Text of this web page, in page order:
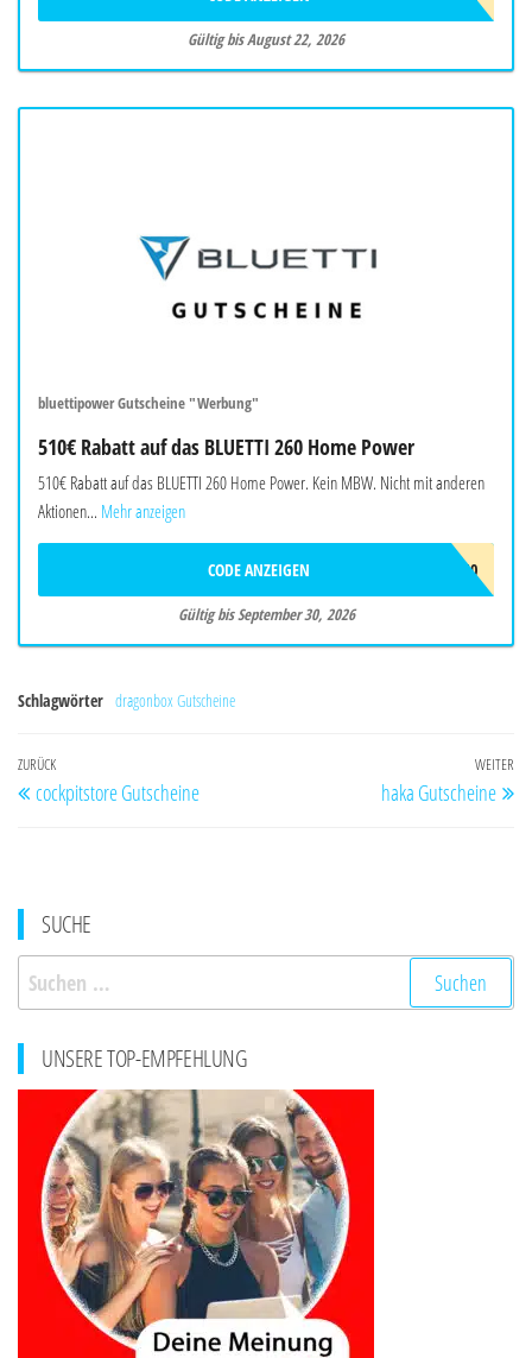
Gültig bis August 22, 2026
bluettipower Gutscheine "Werbung"
510€ Rabatt auf das BLUETTI 260 Home Power
510€ Rabatt auf das BLUETTI 260 Home Power. Kein MBW. Nicht mit anderen
Aktionen... Mehr anzeigen
BALAFF510
CODE ANZEIGEN
Gültig bis September 30, 2026
Schlagwörter dragonbox Gutscheine
Beitragsnavigation
Vorheriger
Beitrag
ZURÜCK
cockpitstore Gutscheine
WEITER
haka Gutscheine
SUCHE
Suchen
nach:
UNSERE TOP-EMPFEHLUNG